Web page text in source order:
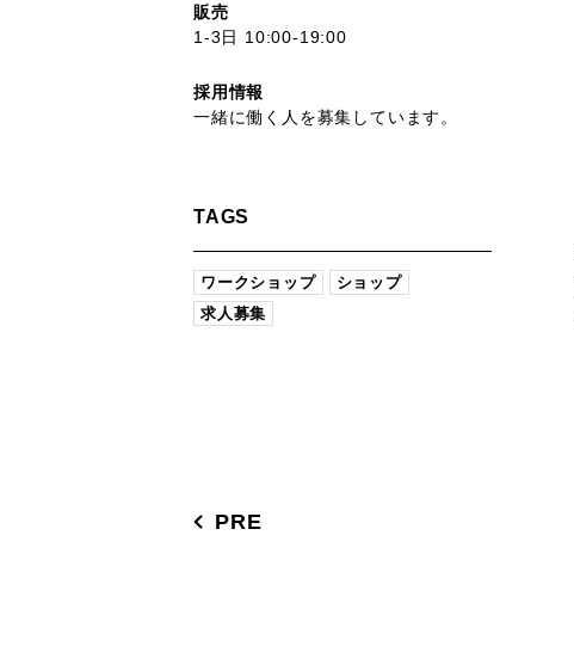
販売
1-3日 10:00-19:00
採用情報
一緒に働く人を募集しています。
TAGS
ワークショップ
ショップ
求人募集
PRE